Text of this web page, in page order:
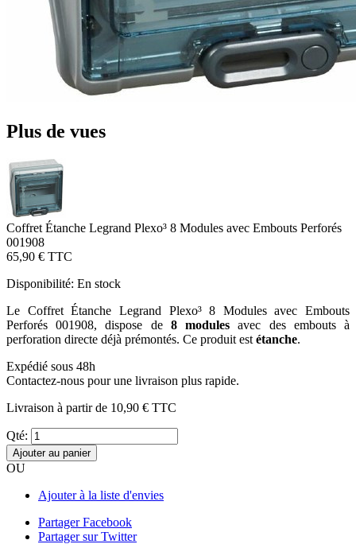
Plus de vues
Coffret Étanche Legrand Plexo³ 8 Modules avec Embouts Perforés
001908
65,90 € TTC
Disponibilité: En stock
Le Coffret Étanche Legrand Plexo³ 8 Modules avec Embouts
Perforés 001908, dispose de 8 modules avec des embouts à
perforation directe déjà prémontés. Ce produit est étanche.
Expédié sous 48h
Contactez-nous pour une livraison plus rapide.
Livraison à partir de 10,90 € TTC
Qté:
Ajouter au panier
OU
Ajouter à la liste d'envies
Partager Facebook
Partager sur Twitter